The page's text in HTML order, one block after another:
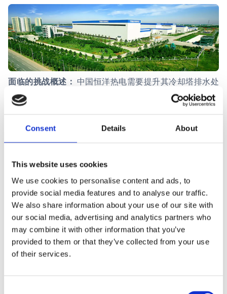
Consent Details About
This website uses cookies
We use cookies to personalise content and ads, to
provide social media features and to analyse our traffic.
We also share information about your use of our site with
our social media, advertising and analytics partners who
may combine it with other information that you’ve
provided to them or that they’ve collected from your use
of their services.
面临的挑战概述： 中国恒洋热电需要提升其冷却塔排水处
理的效率和可靠性，以满足严格的环境法规并降低运营成
本。
纳诺斯通解决方案：
陶瓷超滤膜系统提供了一种稳健的预
取得的效益：
提高了处理的可靠性和一致性。
减少了药剂使用和运营成本。
通过提高系统回收率，达到了监管要求。
欲了解更多详情，请访问恒洋热电公司项目页面。